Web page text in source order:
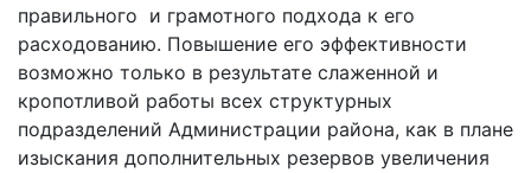
правильного и грамотного подхода к его
расходованию. Повышение его эффективности
возможно только в результате слаженной и
кропотливой работы всех структурных
подразделений Администрации района, как в плане
изыскания дополнительных резервов увеличения